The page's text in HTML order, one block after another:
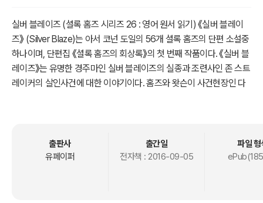
실버 블레이즈 (셜록 홈즈 시리즈 26 : 영어 원서 읽기) 《실버 블레이
즈》 (Silver Blaze)는 아서 코넌 도일의 56개 셜록 홈즈의 단편 소설중
하나이며, 단편집 《셜록 홈즈의 회상록》의 첫 번째 작품이다. 《실버 블
레이즈》는 유명한 경주마인 실버 블레이즈의 실종과 조련사인 존 스트
레이커의 살인사건에 대한 이야기이다. 홈즈와 왓슨이 사건현장인 다
즈가 참가할 워섹스 컵 경주에 대한 내기도 포함되어 있었다. 그러나
그가 범인이라고 보기에는 이상한 점이 많았다. 예를 드어 말에게 상처
출판사
유페이퍼
출간일
전자책 : 2016-09-05
파일 형